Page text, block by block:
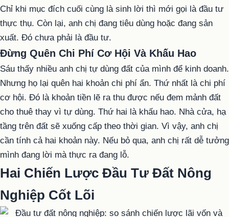
Chỉ khi mục đích cuối cùng là sinh lời thì mới gọi là đầu tư
thực thụ. Còn lại, anh chị đang tiêu dùng hoặc đang sản
xuất. Đó chưa phải là đầu tư.
Đừng Quên Chi Phí Cơ Hội Và Khấu Hao
Sáu thấy nhiều anh chị tự dùng đất của mình để kinh doanh.
Nhưng họ lại quên hai khoản chi phí ẩn. Thứ nhất là chi phí
cơ hội. Đó là khoản tiền lẽ ra thu được nếu đem mảnh đất
cho thuê thay vì tự dùng. Thứ hai là khấu hao. Nhà cửa, hạ
tầng trên đất sẽ xuống cấp theo thời gian. Vì vậy, anh chị
cần tính cả hai khoản này. Nếu bỏ qua, anh chị rất dễ tưởng
mình đang lời mà thực ra đang lỗ.
Hai Chiến Lược Đầu Tư Đất Nông
Nghiệp Cốt Lõi